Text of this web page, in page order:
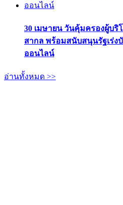
30 เมษายน วันคุ้มครองผู้บ
สากล พร้อมสนับสนุนรัฐเร่
ออนไลน์
อ่านทั้งหมด >>